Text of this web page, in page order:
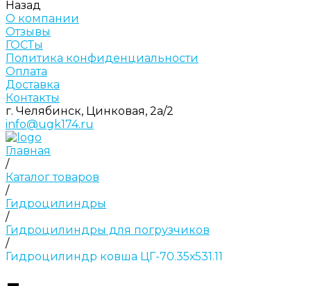
Назад
О компании
Отзывы
ГОСТы
Политика конфиденциальности
Оплата
Доставка
Контакты
г. Челябинск, Цинковая, 2а/2
info@ugk174.ru
Главная
/
Каталог товаров
/
Гидроцилиндры
/
Гидроцилиндры для погрузчиков
/
Гидроцилиндр ковша ЦГ-70.35х531.11